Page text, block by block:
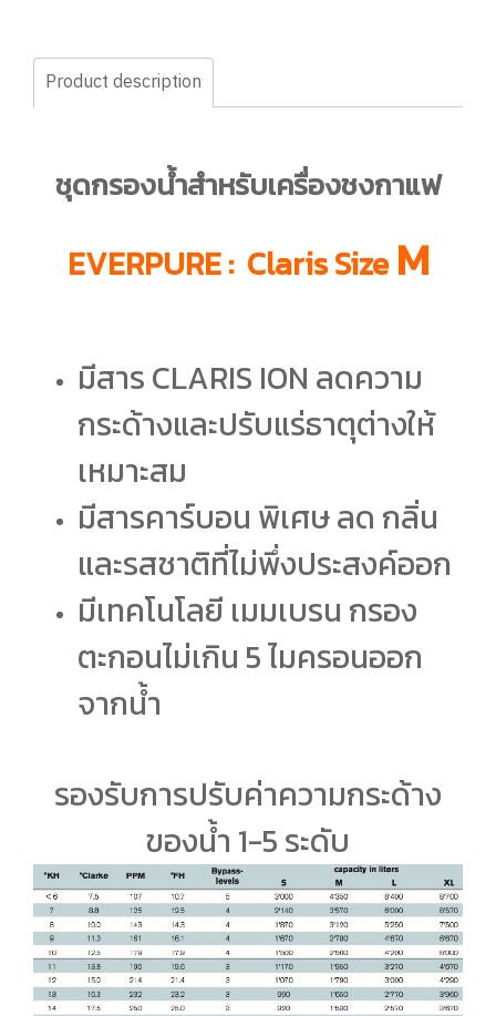
Product description
ชุดกรองน้ำสำหรับเครื่องชงกาแฟ
EVERPURE : Claris SizeM
มีสาร CLARIS ION ลดความ
กระด้างและปรับแร่ธาตุต่างให้
เหมาะสม
มีสารคาร์บอน พิเศษ ลด กลิ่น
และรสชาติที่ไม่พึ่งประสงค์ออก
มีเทคโนโลยี เมมเบรน กรอง
ตะกอนไม่เกิน 5 ไมครอนออก
จากน้ำ
รองรับการปรับค่าความกระด้าง
ของน้ำ 1-5 ระดับ